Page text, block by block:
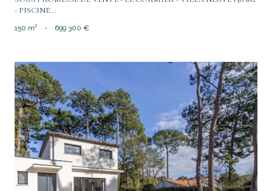
- PISCINE...
150 m² - 699 300 €
voir le bien